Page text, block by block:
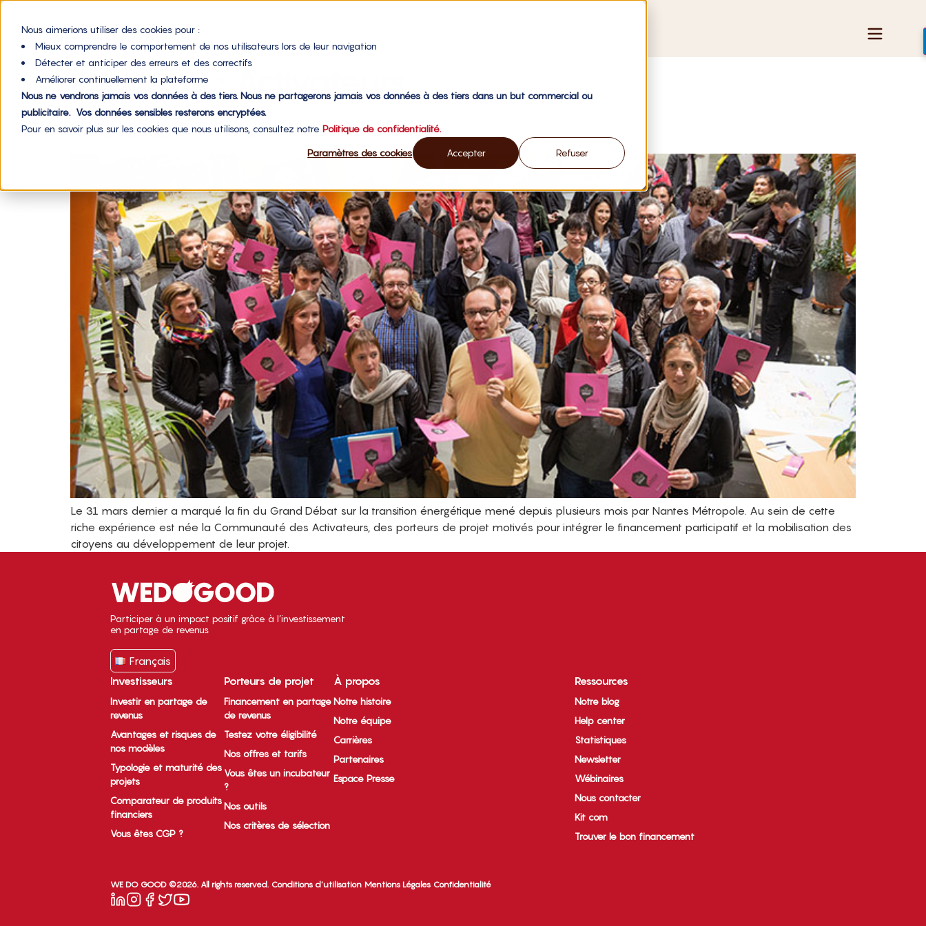
Nous aimerions utiliser des cookies pour :
Mieux comprendre le comportement de nos utilisateurs lors de leur navigation
Détecter et anticiper des erreurs et des correctifs
Améliorer continuellement la plateforme
Nous ne vendrons jamais vos données à des tiers. Nous ne partagerons jamais vos données à des tiers dans un but commercial ou
publicitaire. Vos données sensibles resterons encryptées.
Pour en savoir plus sur les cookies que nous utilisons, consultez notre Politique de confidentialité.
Paramètres des cookies Accepter Refuser
Étiquette : Activateurs
Financement participatif : un outil au service des territoires ?
Le 31 mars dernier a marqué la fin du Grand Débat sur la transition énergétique mené depuis plusieurs mois par Nantes Métropole. Au sein de cette
riche expérience est née la Communauté des Activateurs, des porteurs de projet motivés pour intégrer le financement participatif et la mobilisation des
citoyens au développement de leur projet.
Participer à un impact positif grâce à l’investissement
en partage de revenus
Français
Investisseurs
Investir en partage de
revenus
Avantages et risques de
nos modèles
Typologie et maturité des
projets
Comparateur de produits
financiers
Vous êtes CGP ?
Porteurs de projet
Financement en partage
de revenus
Testez votre éligibilité
Nos offres et tarifs
Vous êtes un incubateur
?
Nos outils
Nos critères de sélection
À propos
Notre histoire
Notre équipe
Carrières
Partenaires
Espace Presse
Ressources
Notre blog
Help center
Statistiques
Newsletter
Wébinaires
Nous contacter
Kit com
Trouver le bon financement
WE DO GOOD ©2026. All rights reserved. Conditions d’utilisation Mentions Légales Confidentialité